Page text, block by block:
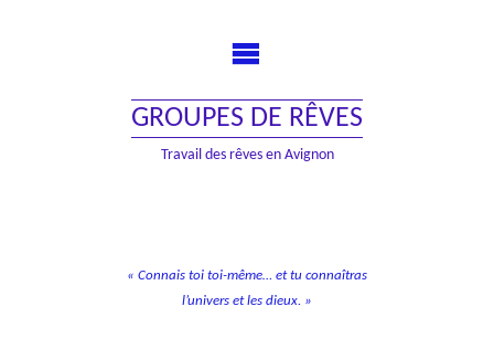
GROUPES DE RÊVES
Travail des rêves en Avignon
« Connais toi toi-même… et tu connaîtras
l’univers et les dieux. »